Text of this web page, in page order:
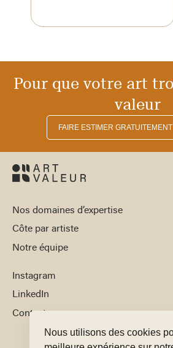
Nous utilisons des cookies
Pour que votre art
valeur
FAIRE ESTIMER
Nos domaines d’expertise
Côte par artiste
Notre équipe
Instagram
LinkedIn
Contact